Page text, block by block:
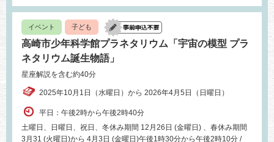
イベント 子ども
高崎市少年科学館プラネタリウム「宇宙の模型 プラ
ネタリウム誕生物語」
星座解説を含む約40分
2025年10月1日（水曜日）から 2026年4月5日（日曜日）
平日：午後2時から午後2時40分
土曜日、日曜日、祝日、冬休み期間 12月26日 (金曜日) 、春休み期間
3月31 (火曜日)から 4月3日 (金曜日)午後1時30分から午後2時10分 /